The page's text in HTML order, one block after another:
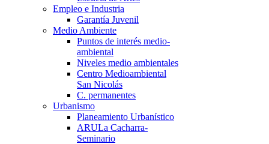
Empleo e Industria
Garantía Juvenil
Medio Ambiente
Puntos de interés medio-
ambiental
Niveles medio ambientales
Centro Medioambiental
San Nicolás
C. permanentes
Urbanismo
Planeamiento Urbanístico
ARULa Cacharra-
Seminario